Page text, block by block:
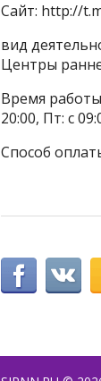
Сайт: http://
вид
Центры
Время
20:00, Пт: с
Способ